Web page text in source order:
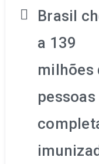
de
Post
Brasil
a 139
milhões
pessoas